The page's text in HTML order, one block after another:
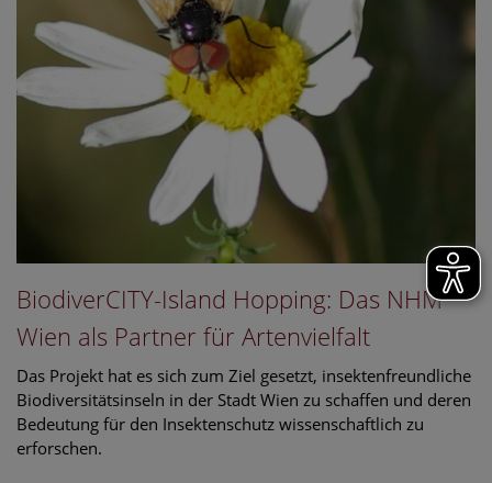
BiodiverCITY-Island Hopping: Das NHM
Wien als Partner für Artenvielfalt
Das Projekt hat es sich zum Ziel gesetzt, insektenfreundliche
Biodiversitätsinseln in der Stadt Wien zu schaffen und deren
Bedeutung für den Insektenschutz wissenschaftlich zu
erforschen.